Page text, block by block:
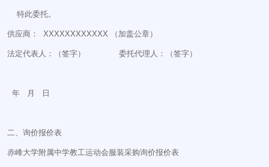
特此委托。
供应商： XXXXXXXXXXXX （加盖公章）
法定代表人：（签字） 委托代理人：（签字）
年 月 日
二、询价报价表
赤峰大学附属中学教工运动会服装采购询价报价表